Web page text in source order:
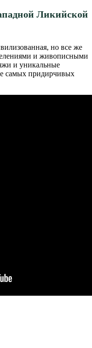
Ликийской
но все же
и живописными
и уникальные
самых придирчивых